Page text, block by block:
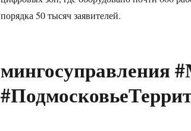
порядка 50 тысяч заявителей.
мингосуправления